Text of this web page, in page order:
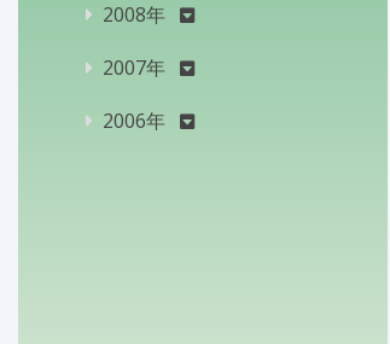
2008年
2007年
2006年